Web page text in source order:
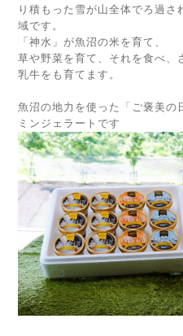
り積もった雪が山全体でろ過
域です。
「神水」が魚沼の米を育て、
草や野菜を育て、それを食べ、
乳牛をも育てます。
魚沼の地力を使った「ご褒美
ミンジェラートです